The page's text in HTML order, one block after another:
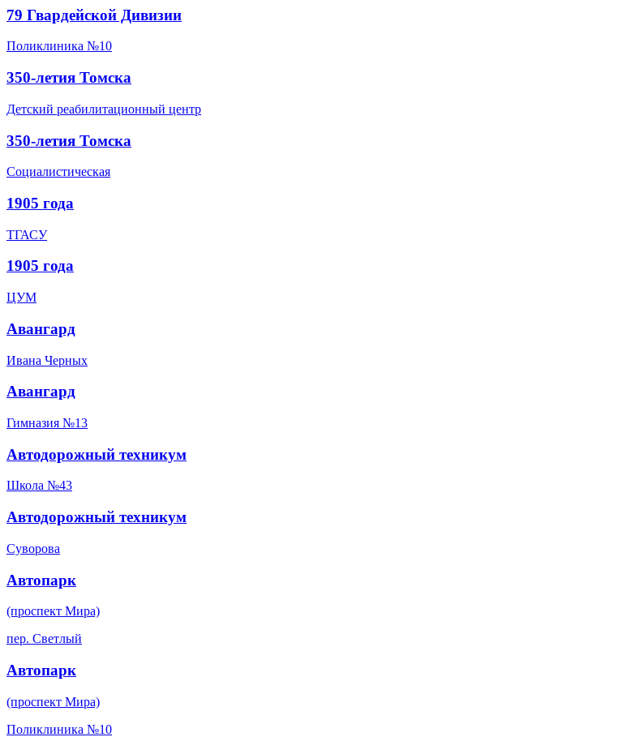
79 Гвардейской Дивизии
Поликлиника №10
350-летия Томска
Детский реабилитационный центр
350-летия Томска
Социалистическая
1905 года
ТГАСУ
1905 года
ЦУМ
Авангард
Ивана Черных
Авангард
Гимназия №13
Автодорожный техникум
Школа №43
Автодорожный техникум
Суворова
Автопарк
(проспект Мира)
пер. Светлый
Автопарк
(проспект Мира)
Поликлиника №10